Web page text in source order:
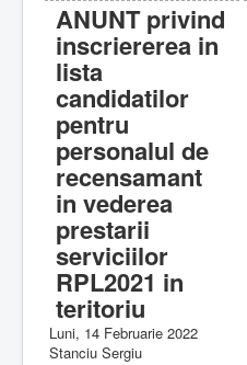
ANUNT privind
inscriererea in
lista
candidatilor
pentru
personalul de
recensamant
in vederea
prestarii
serviciilor
RPL2021 in
teritoriu
Luni, 14 Februarie 2022
Stanciu Sergiu